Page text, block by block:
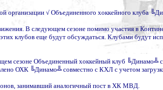
√ Объединенного хоккейного клуба
В следующем сезоне помимо участия в
клубов еще будут обсуждаться. Клубами будут
сезоне Объединенный хоккейный клуб ╚Динамо╩
ОХК ╚Динамо╩ совместно с КХЛ с учетом
занимавший аналогичный пост в ХК МВД.